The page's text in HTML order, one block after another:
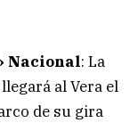
Nacional: La
al Vera el
de su gira